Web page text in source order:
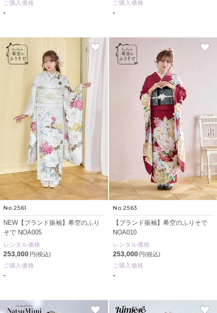
ご購入価格
-
ご購入価格
-
No.2561
NEW【ブランド振袖】希空のふり
そで NOA005
レンタル価格
253,000 円(税込)
ご購入価格
-
No.2563
【ブランド振袖】希空のふりそで
NOA010
レンタル価格
253,000 円(税込)
ご購入価格
-